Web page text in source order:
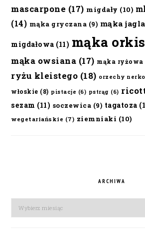
mascarpone (17) migdały (10)
(14) mąka gryczana (9) mąka
migdałowa (11) mąka
mąka owsiana (17) mąka ryżowa
ryżu kleistego (18) orzechy
włoskie (8) pistacje (6) pstrąg (6)
sezam (11) soczewica (9) tagatoza
wegetariańskie (7) ziemniaki (10)
ARCHIWA
Archiwa